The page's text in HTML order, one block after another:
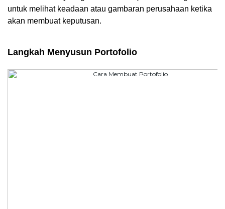
untuk melihat keadaan atau gambaran perusahaan ketika
akan membuat keputusan.
Langkah Menyusun Portofolio